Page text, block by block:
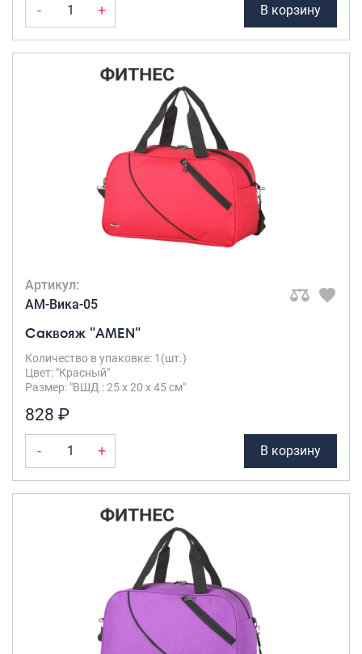
- + В корзину
Артикул:
AM-Вика-05
Саквояж "AMEN"
Количество в упаковке: 1(шт.)
Цвет: "Красный"
Размер: "ВШД : 25 х 20 х 45 см"
828 ₽
- + В корзину